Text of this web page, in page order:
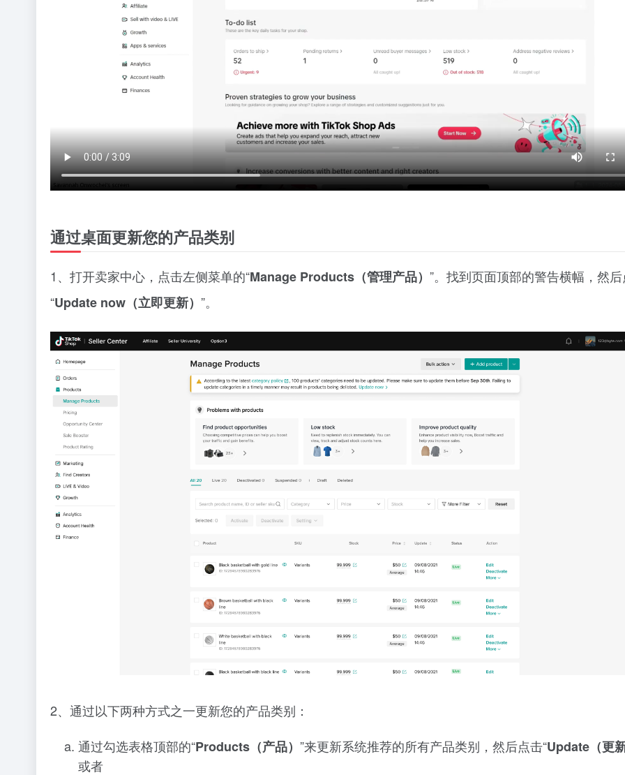
通过桌面更新您的产品类别
1、打开卖家中心，点击左侧菜单的“Manage Products（管理产品） ”。找到页面顶部的警告横幅，然
“Update now（立即更新） ”。
2、通过以下两种方式之一更新您的产品类别：
通过勾选表格顶部的“Products（产品） ”来更新系统推荐的所有产品类别，然后点击“Update（更
或者